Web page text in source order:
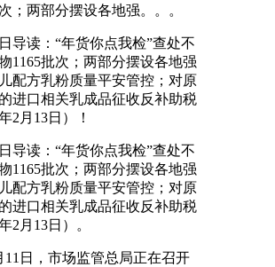
；两部分摆设各地强。。。
读：“年货你点我检”查处不
1165批次；两部分摆设各地强
配方乳粉质量平安管控；对原
进口相关乳成品征收反补助税
2月13日）！
读：“年货你点我检”查处不
1165批次；两部分摆设各地强
配方乳粉质量平安管控；对原
进口相关乳成品征收反补助税
2月13日）。
日，市场监管总局正在召开